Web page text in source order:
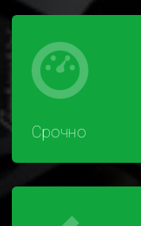
Срочно